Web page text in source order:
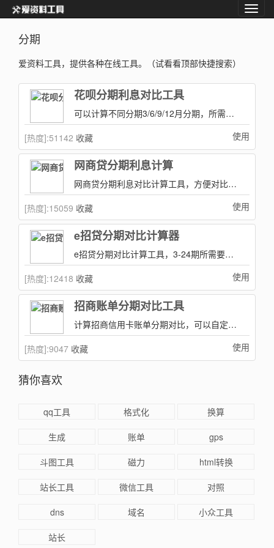
分期
爱资料工具，提供各种在线工具。（试看看顶部快捷搜索）
花呗分期利息对比工具
可以计算不同分期3/6/9/12月分期，所需要的不同手续费,可以直观的看出手续费的差异和自己的选择！
[热度]:51142 收藏 使用
网商贷分期利息计算
网商贷分期利息对比计算工具，方便对比每一期需要还款多少等等。
[热度]:15059 收藏 使用
e招贷分期对比计算器
e招贷分期对比计算工具，3-24期所需要的手续费和还款总金额。
[热度]:12418 收藏 使用
招商账单分期对比工具
计算招商信用卡账单分期对比，可以自定义费率和分期数进行直观对比。
[热度]:9047 收藏 使用
猜你喜欢
qq工具 格式化 换算
生成 账单 gps
斗图工具 磁力 html转换
站长工具 微信工具 对照
dns 域名 小众工具
站长